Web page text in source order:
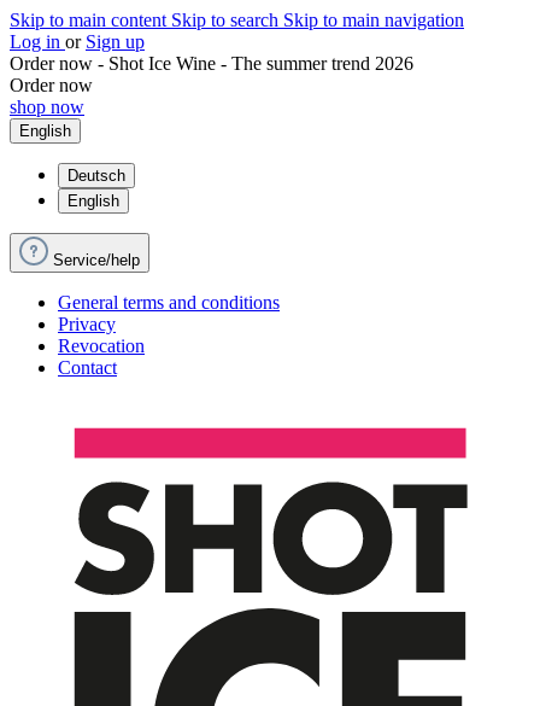
Skip to main content Skip to search Skip to main navigation
Log in or Sign up
Order now - Shot Ice Wine - The summer trend 2026
Order now
shop now
English
Deutsch
English
Service/help
General terms and conditions
Privacy
Revocation
Contact